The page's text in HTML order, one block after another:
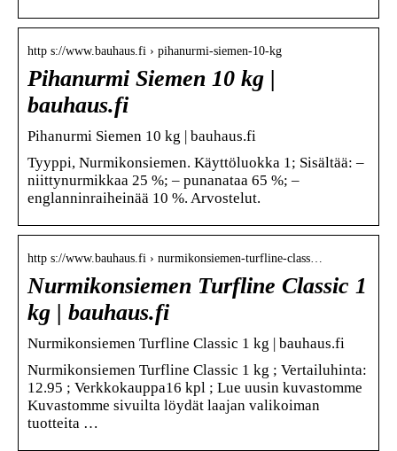
http s://www.bauhaus.fi › pihanurmi-siemen-10-kg
Pihanurmi Siemen 10 kg |
bauhaus.fi
Pihanurmi Siemen 10 kg | bauhaus.fi
Tyyppi, Nurmikonsiemen. Käyttöluokka 1; Sisältää: –
niittynurmikkaa 25 %; – punanataa 65 %; –
englanninraiheinää 10 %. Arvostelut.
http s://www.bauhaus.fi › nurmikonsiemen-turfline-class…
Nurmikonsiemen Turfline Classic 1
kg | bauhaus.fi
Nurmikonsiemen Turfline Classic 1 kg | bauhaus.fi
Nurmikonsiemen Turfline Classic 1 kg ; Vertailuhinta:
12.95 ; Verkkokauppa16 kpl ; Lue uusin kuvastomme
Kuvastomme sivuilta löydät laajan valikoiman
tuotteita …